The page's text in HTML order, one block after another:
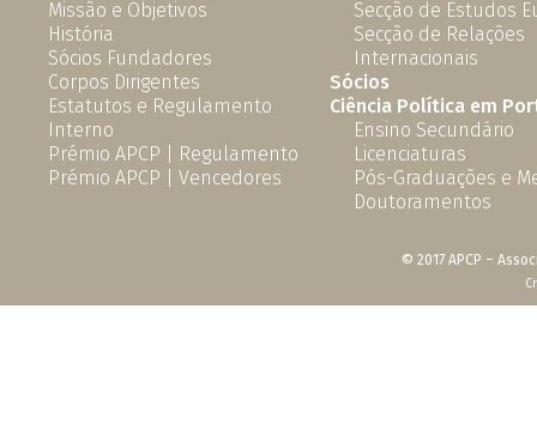
Missão e Objetivos
História
Sócios Fundadores
Corpos Dirigentes
Estatutos e Regulamento
Interno
Prémio APCP | Regulamento
Prémio APCP | Vencedores
Secção de Estudos
Secção de Relações
Internacionais
Sócios
Ciência Política em
Ensino Secundário
Licenciaturas
Pós-Graduações e
Doutoramentos
© 2017 APCP –